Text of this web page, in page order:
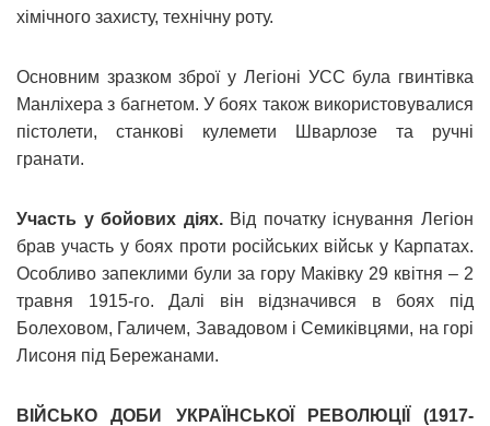
хімічного захисту, технічну роту.
Основним зразком зброї у Легіоні УСС була гвинтівка
Манліхера з багнетом. У боях також використовувалися
пістолети, станкові кулемети Шварлозе та ручні
гранати.
Участь у бойових діях.Від початку існування Легіон
брав участь у боях проти російських військ у Карпатах.
Особливо запеклими були за гору Маківку 29 квітня – 2
травня 1915-го. Далі він відзначився в боях під
Болеховом, Галичем, Завадовом і Семиківцями, на горі
Лисоня під Бережанами.
ВІЙСЬКО ДОБИ УКРАЇНСЬКОЇ РЕВОЛЮЦІЇ (1917-